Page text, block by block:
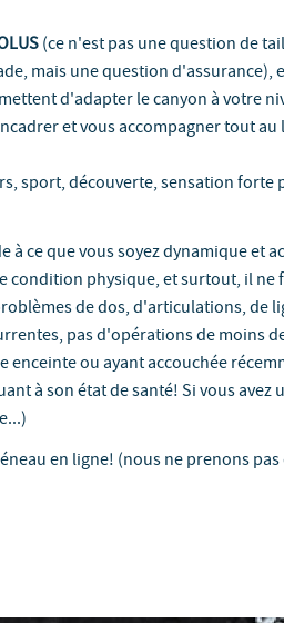
(ce n'est pas une question de
mais une question d'assurance),
d'adapter le canyon à votre
et vous accompagner tout au
sport, découverte, sensation forte
ce que vous soyez dynamique et
condition physique, et surtout, il ne
de dos, d'articulations, de
pas d'opérations de moins
ou ayant accouchée
à son état de santé! Si vous avez
en ligne! (nous ne prenons pas